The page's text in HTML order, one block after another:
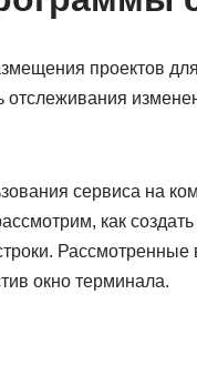
проектов
сервиса на
как
окно терминала.